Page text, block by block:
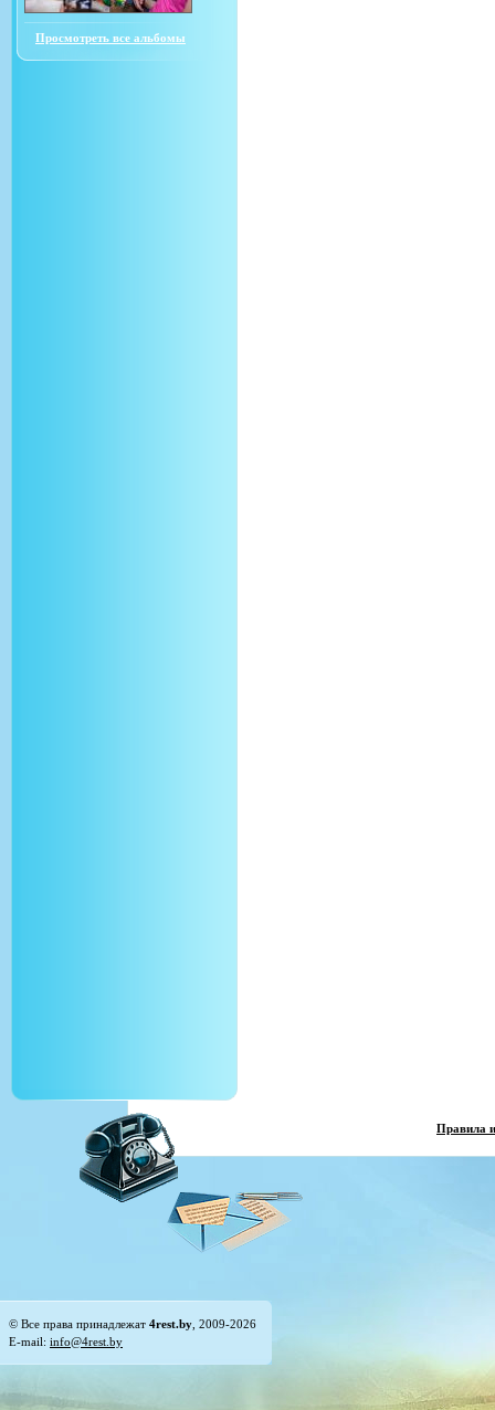
Просмотреть все альбомы
Правила
© Все права принадлежат 4rest.by , 2009-2026
E-mail: info@4rest.by